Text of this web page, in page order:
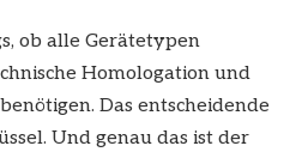
ob alle Gerätetypen
Homologation und
Das entscheidende
Und genau das ist der